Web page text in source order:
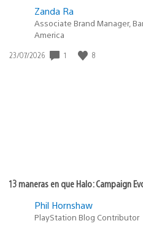
Zanda Ra
Associate Brand Manager,
America
Fecha
23/07/2026 1 8
13 maneras en que Halo: Campaign
Phil Hornshaw
PlayStation Blog Contributor